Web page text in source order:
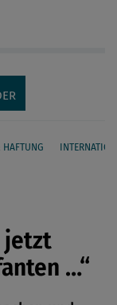
HAFTUNG
teilen
teilen
jetzt
…“